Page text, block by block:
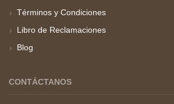
Términos y Condiciones
Libro de Reclamaciones
Blog
CONTÁCTANOS